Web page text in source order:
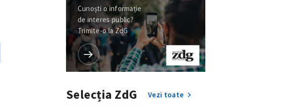
Cunoști o informație
de interes public?
Trimite-o la ZdG
Selecția ZdG Vezi toate